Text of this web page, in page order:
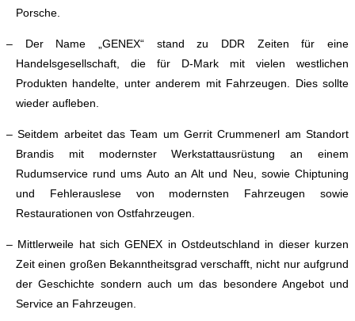
Porsche.
– Der Name „GENEX“ stand zu DDR Zeiten für eine
Handelsgesellschaft, die für D-Mark mit vielen westlichen
Produkten handelte, unter anderem mit Fahrzeugen. Dies sollte
wieder aufleben.
– Seitdem arbeitet das Team um Gerrit Crummenerl am Standort
Brandis mit modernster Werkstattausrüstung an einem
Rudumservice rund ums Auto an Alt und Neu, sowie Chiptuning
und Fehlerauslese von modernsten Fahrzeugen sowie
Restaurationen von Ostfahrzeugen.
– Mittlerweile hat sich GENEX in Ostdeutschland in dieser kurzen
Zeit einen großen Bekanntheitsgrad verschafft, nicht nur aufgrund
der Geschichte sondern auch um das besondere Angebot und
Service an Fahrzeugen.